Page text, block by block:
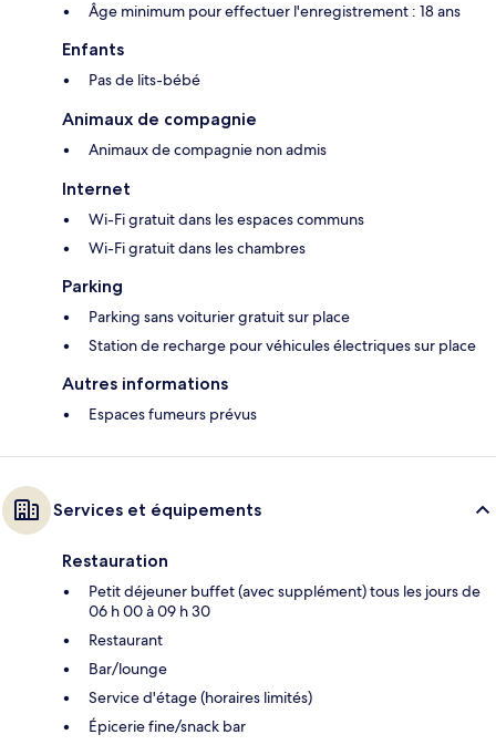
Âge minimum pour effectuer l'enregistrement : 18 ans
Enfants
Pas de lits-bébé
Animaux de compagnie
Animaux de compagnie non admis
Internet
Wi-Fi gratuit dans les espaces communs
Wi-Fi gratuit dans les chambres
Parking
Parking sans voiturier gratuit sur place
Station de recharge pour véhicules électriques sur place
Autres informations
Espaces fumeurs prévus
Services et équipements
Restauration
Petit déjeuner buffet (avec supplément) tous les jours de
06 h 00 à 09 h 30
Restaurant
Bar/lounge
Service d'étage (horaires limités)
Épicerie fine/snack bar